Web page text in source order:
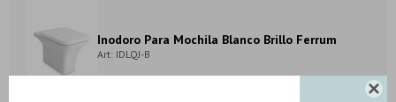

Inodoro Para Mochila Blanco Brillo Ferrum
Art: IDLQJ-B